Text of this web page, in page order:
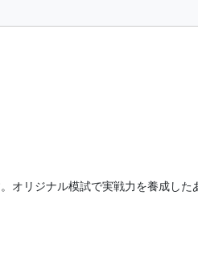
リジナル模試で実戦力を養成した